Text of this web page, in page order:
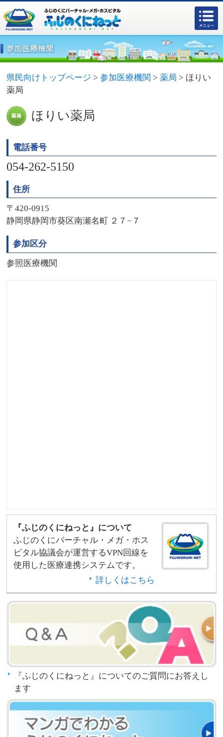
県民向けトップページ >参加医療機関 >薬局 > ほりい
薬局
ほりい薬局
電話番号
054-262-5150
住所
〒420-0915
静岡県静岡市葵区南瀬名町 ２７−７
参加区分
参照医療機関
『ふじのくにねっと』について
ふじのくにバーチャル・メガ・ホス
ピタル協議会が運営するVPN回線を
使用した医療連携システムです。
詳しくはこちら
『ふじのくにねっと』についてのご質問にお答えし
ます